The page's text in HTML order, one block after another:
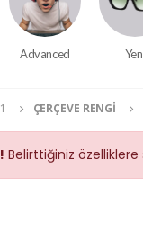
Advanced
ÇERÇEVE RENGI
Belirttiğiniz özelliklere